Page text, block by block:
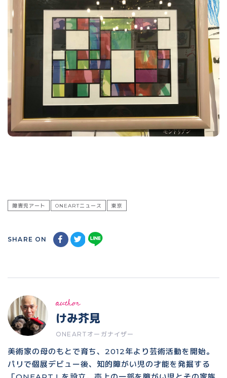
障害児アート ONEARTニュース 東京
SHARE ON
author
けみ芥見
ONEARTオーガナイザー
美術家の母のもとで育ち、2012年より芸術活動を開始。
パリで個展デビュー後、知的障がい児の才能を発掘する